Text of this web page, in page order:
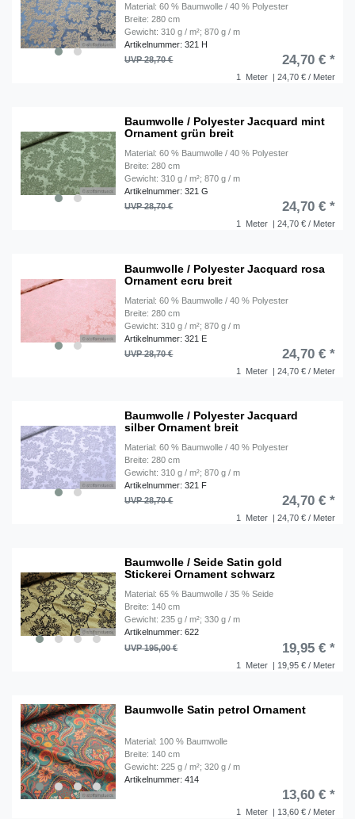
Material: 60 % Baumwolle / 40 % Polyester
Breite: 280 cm
Gewicht: 310 g / m²; 870 g / m
Artikelnummer: 321 H
1 Meter | 24,70 € / Meter
UVP 28,70 € 24,70 € *
Baumwolle / Polyester Jacquard mint
Ornament grün breit
Material: 60 % Baumwolle / 40 % Polyester
Breite: 280 cm
Gewicht: 310 g / m²; 870 g / m
Artikelnummer: 321 G
1 Meter | 24,70 € / Meter
UVP 28,70 € 24,70 € *
Baumwolle / Polyester Jacquard rosa
Ornament ecru breit
Material: 60 % Baumwolle / 40 % Polyester
Breite: 280 cm
Gewicht: 310 g / m²; 870 g / m
Artikelnummer: 321 E
1 Meter | 24,70 € / Meter
UVP 28,70 € 24,70 € *
Baumwolle / Polyester Jacquard
silber Ornament breit
Material: 60 % Baumwolle / 40 % Polyester
Breite: 280 cm
Gewicht: 310 g / m²; 870 g / m
Artikelnummer: 321 F
1 Meter | 24,70 € / Meter
UVP 28,70 € 24,70 € *
Baumwolle / Seide Satin gold
Stickerei Ornament schwarz
Material: 65 % Baumwolle / 35 % Seide
Breite: 140 cm
Gewicht: 235 g / m²; 330 g / m
Artikelnummer: 622
1 Meter | 19,95 € / Meter
UVP 195,00 € 19,95 € *
Baumwolle Satin petrol Ornament
Material: 100 % Baumwolle
Breite: 140 cm
Gewicht: 225 g / m²; 320 g / m
Artikelnummer: 414
1 Meter | 13,60 € / Meter
13,60 € *